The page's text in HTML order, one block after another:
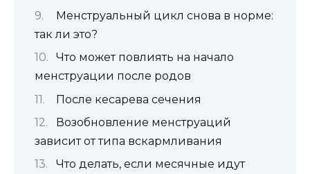
Менструальный цикл снова в норме:
так ли это?
Что может повлиять на начало
менструации после родов
После кесарева сечения
Возобновление менструаций
зависит от типа вскармливания
Что делать, если месячные идут